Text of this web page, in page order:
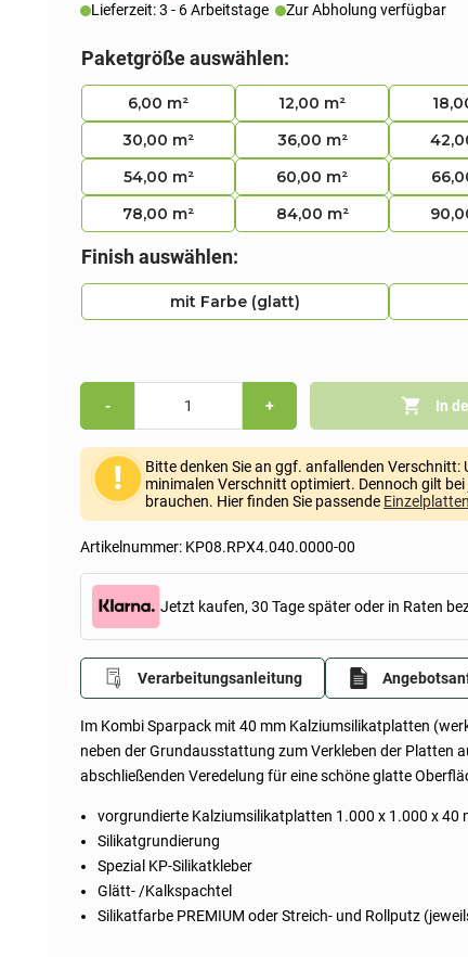
Artikelnummer: KP08.RPX4.040.0000-00
Im Kombi Sparpack mit 40 mm Kalziumsilikatplatten
neben der Grundausstattung zum Verkleben der Platten
abschließenden Veredelung für eine schöne glatte
vorgrundierte Kalziumsilikatplatten 1.000 x 1.000 x 40
Silikatgrundierung
Spezial KP-Silikatkleber
Glätt- /Kalkspachtel
Silikatfarbe PREMIUM oder Streich- und Rollputz
Paketgröße auswählen:
6,00 m² 12,00 m²
30,00 m²
36,00 m²
54,00 m²
60,00 m²
78,00 m²
84,00 m²
Finish auswählen:
mit Farbe (glatt)
-
Sparpack
Glatt
(Kalziumsilikatplatten
1.000x1.000x40mm,
Grundierung,
Kleber,
&
oder
Streich-
und
Rollputz)
+ In
Bitte denken Sie an ggf. anfallenden Verschnitt:
minimalen Verschnitt optimiert. Dennoch gilt
brauchen. Hier finden Sie passende Einzelplatten
Jetzt kaufen, 30 Tage später oder in Raten
Lieferzeit: 3 - 6 Arbeitstage Zur Abholung verfügbar
Verarbeitungsanleitung